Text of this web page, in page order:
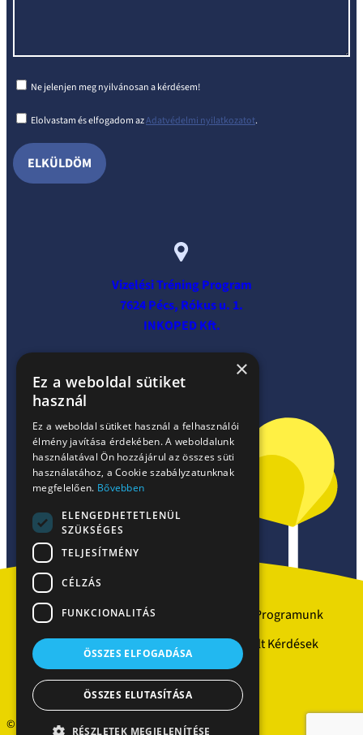
Ne jelenjen meg nyilvánosan a kérdésem!
Elolvastam és elfogadom azAdatvédelmi nyilatkozatot.
Vizelési Tréning Program
7624 Pécs, Rókus u. 1.
INKOPED Kft.
Szakrendelések
Programunk
Kérdezz-Felelek
Gyakran Ismételt Kérdések
Hírek
© Minden jog fenntartva!
×
Ez a weboldal sütiket
használ
Ez a weboldal sütiket használ a felhasználói
élmény javítása érdekében. A weboldalunk
használatával Ön hozzájárul az összes süti
használatához, a Cookie szabályzatunknak
megfelelően. Bővebben
ELENGEDHETETLENÜL
SZÜKSÉGES
TELJESÍTMÉNY
CÉLZÁS
FUNKCIONALITÁS
ÖSSZES ELFOGADÁSA
ÖSSZES ELUTASÍTÁSA
RÉSZLETEK MEGJELENÍTÉSE